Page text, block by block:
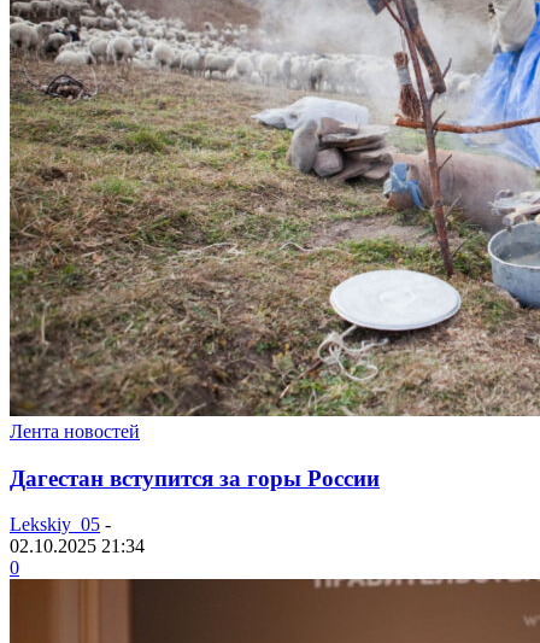
Лента новостей
Дагестан вступится за горы России
Lekskiy_05 -
02.10.2025 21:34
0